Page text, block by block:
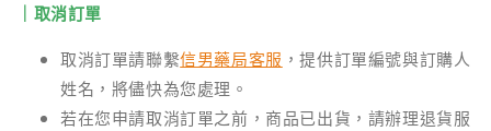
｜取消訂單
取消訂單請聯繫信男藥局客服 ，提供訂單編號與訂購人
姓名，將儘快為您處理。
若在您申請取消訂單之前，商品已出貨，請辦理退貨服